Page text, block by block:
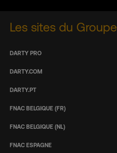
Les sites du Groupe
DARTY PRO
DARTY.COM
DARTY.PT
FNAC BELGIQUE (FR)
FNAC BELGIQUE (NL)
FNAC ESPAGNE